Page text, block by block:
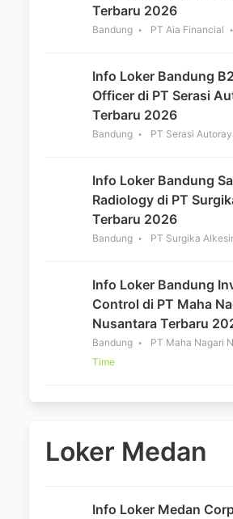
Terbaru 2026
Bandung PT Aia Financial
Info Loker Bandung
Officer di PT Serasi
Terbaru 2026
Bandung PT Serasi
Info Loker Bandung
Radiology di PT
Terbaru 2026
Bandung PT Surgika
Info Loker Bandung
Control di PT Maha
Nusantara Terbaru
Bandung PT Maha Nagari
Time
Loker Medan
Info Loker Medan